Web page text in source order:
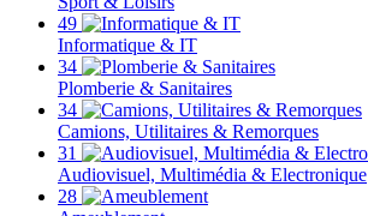
49
Informatique & IT
34
Plomberie & Sanitaires
34
Camions, Utilitaires & Remorques
31
Audiovisuel, Multimédia & Electronique
28